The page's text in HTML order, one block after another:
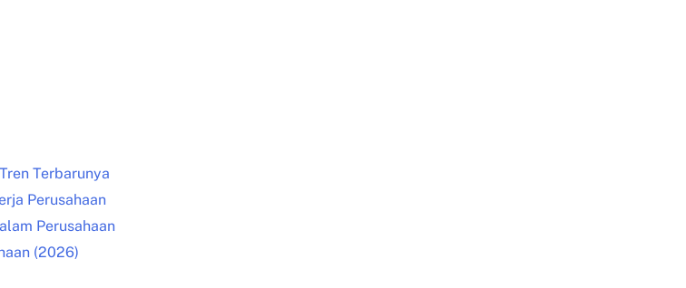
Terbarunya
Perusahaan
Perusahaan
(2026)